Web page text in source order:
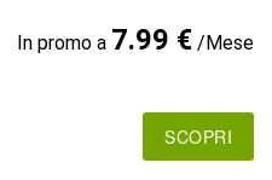
In promo a 7.99 €/Mese
SCOPRI